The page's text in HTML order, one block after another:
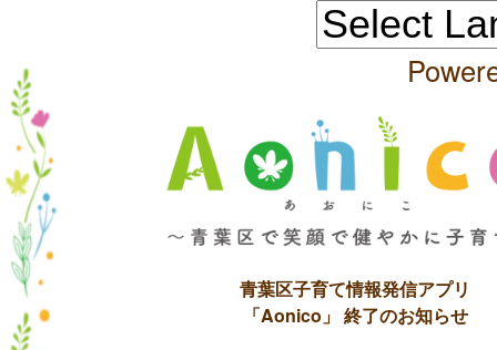
青葉区子育て情報発信アプリ
「Aonico」 終了のお知らせ